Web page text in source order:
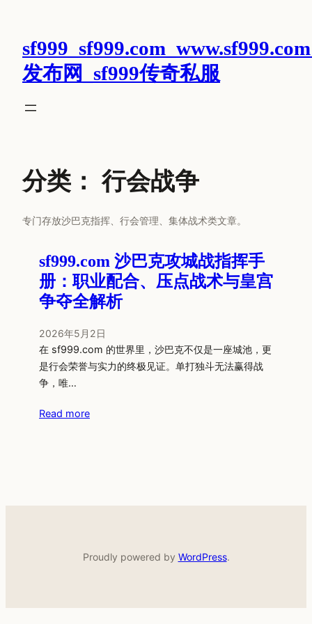
发布网_sf999传奇私服
分类：行会战争
专门存放沙巴克指挥、行会管理、集体战术类文章。
sf999.com 沙巴克攻城战指挥手
册：职业配合、压点战术与皇宫
争夺全解析
2026年5月2日
在 sf999.com 的世界里，沙巴克不仅是一座城池，更
是行会荣誉与实力的终极见证。单打独斗无法赢得战
争，唯…
Read more
Proudly powered by WordPress.